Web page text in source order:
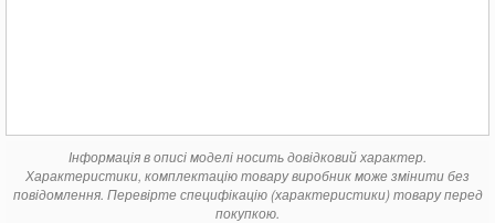
Інформація в описі моделі носить довідковий характер.
Характеристики, комплектацію товару виробник може змінити без
повідомлення. Перевірте специфікацію (характеристики) товару перед
покупкою.